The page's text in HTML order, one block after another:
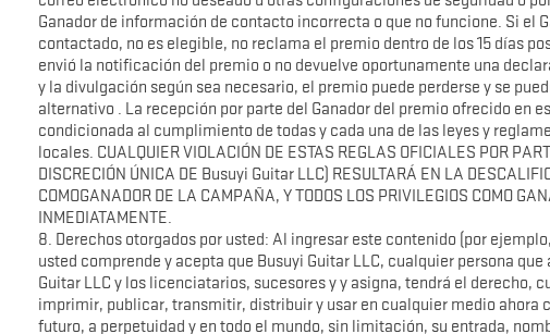
Ganador de información de contacto incorrecta o que no funcione. Si el
contactado, no es elegible, no reclama el premio dentro de los 15 días
envió la notificación del premio o no devuelve oportunamente una
y la divulgación según sea necesario, el premio puede perderse y se
alternativo . La recepción por parte del Ganador del premio ofrecido en
condicionada al cumplimiento de todas y cada una de las leyes y
locales. CUALQUIER VIOLACIÓN DE ESTAS REGLAS OFICIALES POR
DISCRECIÓN ÚNICA DE Busuyi Guitar LLC) RESULTARÁ EN LA
COMOGANADOR DE LA CAMPAÑA, Y TODOS LOS PRIVILEGIOS COMO
INMEDIATAMENTE.
8. Derechos otorgados por usted: Al ingresar este contenido (por
usted comprende y acepta que Busuyi Guitar LLC, cualquier persona
Guitar LLC y los licenciatarios, sucesores y y asigna, tendrá el derecho,
imprimir, publicar, transmitir, distribuir y usar en cualquier medio ahora
futuro, a perpetuidad y en todo el mundo, sin limitación, su entrada,